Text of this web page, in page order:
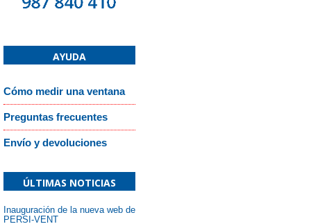
AYUDA
Cómo medir una ventana
Preguntas frecuentes
Envío y devoluciones
ÚLTIMAS NOTICIAS
Inauguración de la nueva web de
PERSI-VENT